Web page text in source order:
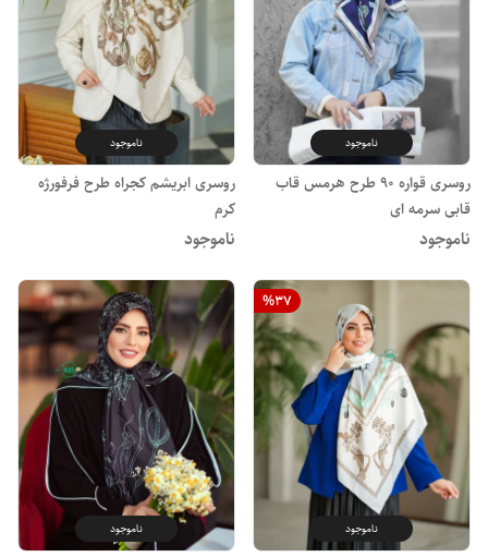
ناموجود
روسری قواره 90 طرح هرمس قاب
قابی سرمه ای
ناموجود
ناموجود
روسری ابریشم کجراه طرح فرفورژه
کرم
ناموجود
%37
ناموجود ناموجود